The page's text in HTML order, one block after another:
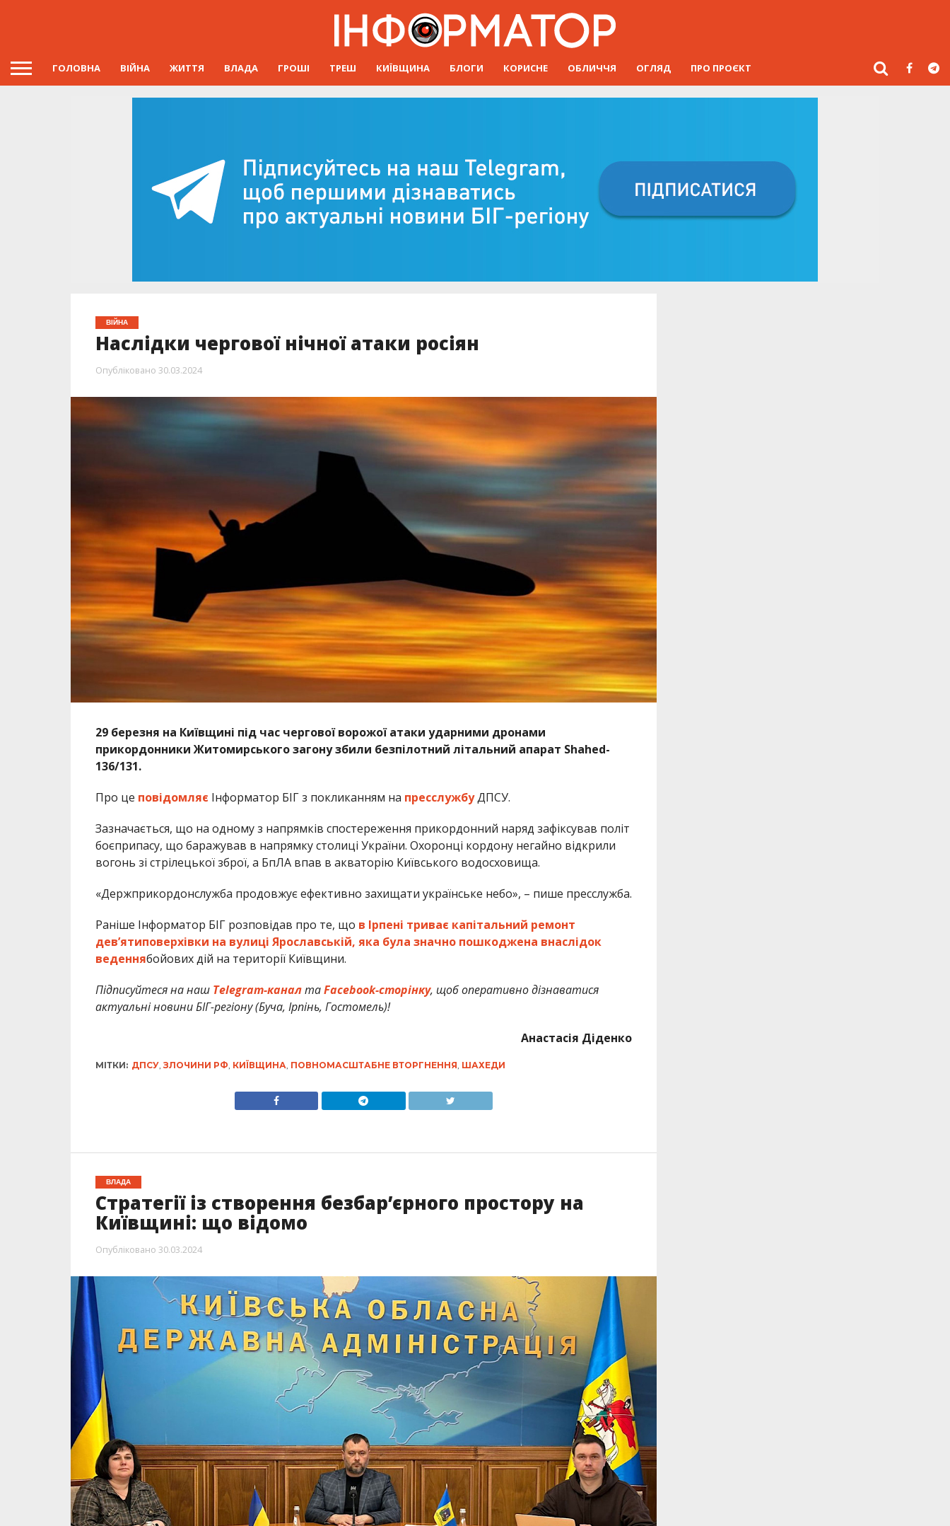
ГОЛОВНА ВІЙНА ЖИТТЯ ВЛАДА ГРОШІ ТРЕШ КИЇВЩИНА БЛОГИ КОРИСНЕ ОБЛИЧЧЯ ОГЛЯД ПРО ПРОЄКТ
ВІЙНА
Наслідки чергової нічної атаки росіян
Опубліковано 30.03.2024
29 березня на Київщині під час чергової ворожої атаки ударними дронами
прикордонники Житомирського загону збили безпілотний літальний апарат Shahed-
136/131.
Про це повідомляє Інформатор БІГ з покликанням на пресслужбуДПСУ.
Зазначається, що на одному з напрямків спостереження прикордонний наряд зафіксував політ
боєприпасу, що баражував в напрямку столиці України. Охоронці кордону негайно відкрили
вогонь зі стрілецької зброї, а БпЛА впав в акваторію Київського водосховища.
«Держприкордонслужба продовжує ефективно захищати українське небо», – пише пресслужба.
Раніше Інформатор БІГ розповідав про те, що в Ірпені триває капітальний ремонт
дев’ятиповерхівки на вулиці Ярославській, яка була значно пошкоджена внаслідок
веденнябойових дій на території Київщини.
Підписуйтеся на наш Telegram-каналтаFacebook-сторінку, щоб оперативно дізнаватися
актуальні новини БІГ-регіону (Буча, Ірпінь, Гостомель)!
Анастасія Діденко
МІТКИ: ДПСУ, ЗЛОЧИНИ РФ КИЇВЩИНА ПОВНОМАСШТАБНЕ ВТОРГНЕННЯ ШАХЕДИ
ВЛАДА
Стратегії із створення безбар’єрного простору на
Київщині: що відомо
Опубліковано 30.03.2024